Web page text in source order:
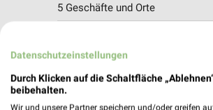
5 Geschäfte und Orte
Neustadt a.d.
Datenschutzeinstellungen
Durch Klicken auf die Schaltfläche
beibehalten.
Wir und unsere Partner speichern und/oder greifen